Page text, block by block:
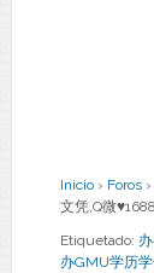
Inicio › Foros ›
文凭,Q微♥
Etiquetado:
办GMU学历